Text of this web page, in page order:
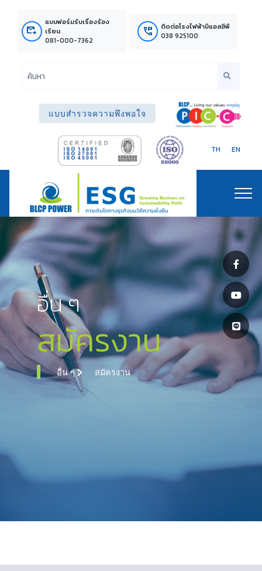
outgoing_mail
แบบฟอร์มรับเรื่องร้อง
เรียน
081-000-7362
perm_phone_msg
ติดต่อโรงไฟฟ้าบีแอลซีพี
038 925100
แบบสำรวจความพึงพอใจ
TH EN
อื่น ๆ
สมัครงาน
อื่น ๆ สมัครงาน